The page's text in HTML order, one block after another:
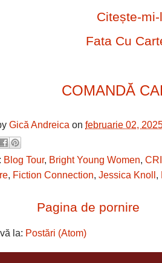
Citește-
Fata Cu
COMANDĂ
Gică Andreica on februarie 02,
Blog Tour, Bright Young Women,
, Fiction Connection, Jessica Knoll ,
Pagina de pornire
la: Postări (Atom)